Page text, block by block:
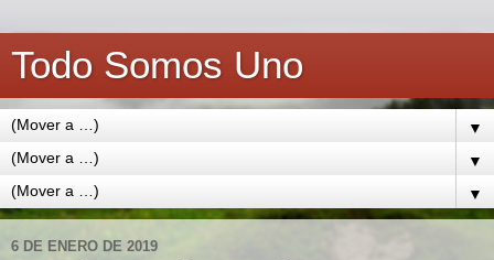
Todo Somos Uno
▼
▼
▼
6 DE ENERO DE 2019